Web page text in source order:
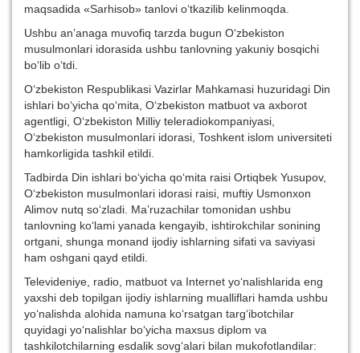
maqsadida «Sarhisob» tanlovi o‘tkazilib kelinmoqda.
Ushbu an’anaga muvofiq tarzda bugun O‘zbekiston
musulmonlari idorasida ushbu tanlovning yakuniy bosqichi
bo‘lib o‘tdi.
O‘zbekiston Respublikasi Vazirlar Mahkamasi huzuridagi Din
ishlari bo‘yicha qo‘mita, O‘zbekiston matbuot va axborot
agentligi, O‘zbekiston Milliy teleradiokompaniyasi,
O‘zbekiston musulmonlari idorasi, Toshkent islom universiteti
hamkorligida tashkil etildi.
Tadbirda Din ishlari bo‘yicha qo‘mita raisi Ortiqbek Yusupov,
O‘zbekiston musulmonlari idorasi raisi, muftiy Usmonxon
Alimov nutq so‘zladi. Ma’ruzachilar tomonidan ushbu
tanlovning ko‘lami yanada kengayib, ishtirokchilar sonining
ortgani, shunga monand ijodiy ishlarning sifati va saviyasi
ham oshgani qayd etildi.
Televideniye, radio, matbuot va Internet yo‘nalishlarida eng
yaxshi deb topilgan ijodiy ishlarning mualliflari hamda ushbu
yo‘nalishda alohida namuna ko‘rsatgan targ‘ibotchilar
quyidagi yo‘nalishlar bo‘yicha maxsus diplom va
tashkilotchilarning esdalik sovg‘alari bilan mukofotlandilar: